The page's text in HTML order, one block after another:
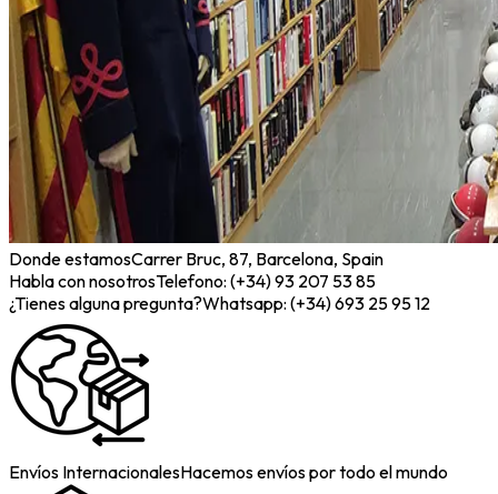
Donde estamosCarrer Bruc, 87, Barcelona, Spain
Habla con nosotrosTelefono: (+34) 93 207 53 85
¿Tienes alguna pregunta?Whatsapp: (+34) 693 25 95 12
Envíos InternacionalesHacemos envíos por todo el mundo